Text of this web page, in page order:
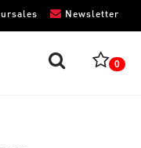
Newsletter
0